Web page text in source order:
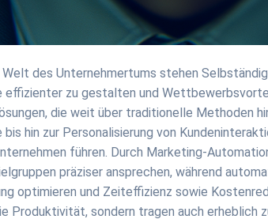
Welt des Unternehmertums stehen
effizienter zu gestalten und
die weit über traditionelle Methoden
hin zur Personalisierung von
führen. Durch Marketing-
präziser ansprechen, während
optimieren und Zeiteffizienz sowie
Produktivität, sondern tragen auch erheblich